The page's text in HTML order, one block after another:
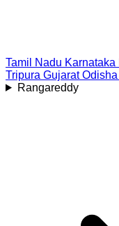
Tamil Nadu Karnataka
Tripura Gujarat Odisha
Rangareddy